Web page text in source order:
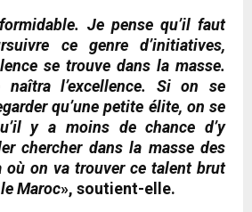
Je pense qu’il faut
ce genre d’initiatives,
se trouve dans la masse.
naîtra l’excellence. Si on se
qu’une petite élite, on se
y a moins de chance d’y
chercher dans la masse des
où on va trouver ce talent brut
Maroc», soutient-elle.